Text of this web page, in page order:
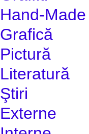
Hand-Made
Grafică
Pictură
Literatură
Ştiri
Externe